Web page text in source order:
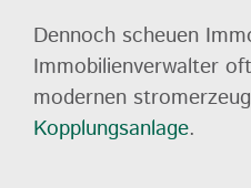
Dennoch scheuen
Immobilienverwalter
modernen
Kopplungsanlage.